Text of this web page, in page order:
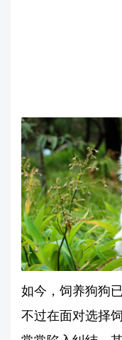
如今，饲养狗狗
不过在面对选择